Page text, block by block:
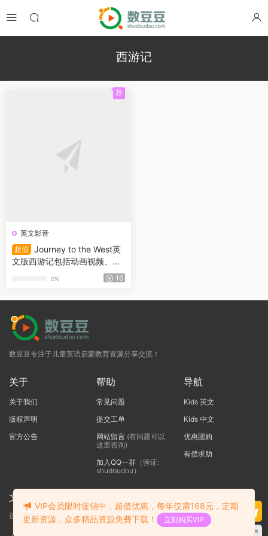
西游记
英文影音
超值
Journey to the West英
文版西游记包括动画视频、绘
0% 16
荐
数豆豆专注于儿童英语启蒙教育资源分享交流！
关于
关于我们
版权声明
官方公告
帮助
常见问题
提交工单
网站留言(有问题可以
这里咨询)
加入QQ一群（验证:
shudoudou）
导航
Kids 英文
Kids 中文
优惠团购
有偿求助
文本标题
这里输入代码
VIP会员限时促销中，超值优惠，每年仅需168元，定期
更新资源，众多精品资源免费下载！
立刻购买VIP